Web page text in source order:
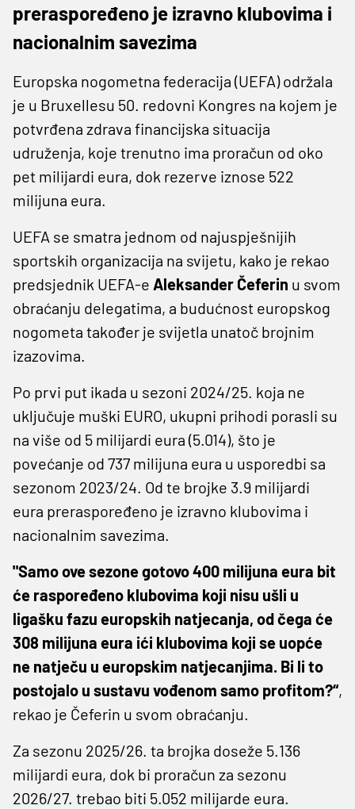
preraspoređeno je izravno klubovima i
nacionalnim savezima
Europska nogometna federacija (UEFA) održala
je u Bruxellesu 50. redovni Kongres na kojem je
potvrđena zdrava financijska situacija
udruženja, koje trenutno ima proračun od oko
pet milijardi eura, dok rezerve iznose 522
milijuna eura.
UEFA se smatra jednom od najuspješnijih
sportskih organizacija na svijetu, kako je rekao
predsjednik UEFA-e Aleksander Čeferin u svom
obraćanju delegatima, a budućnost europskog
nogometa također je svijetla unatoč brojnim
izazovima.
Po prvi put ikada u sezoni 2024/25. koja ne
uključuje muški EURO, ukupni prihodi porasli su
na više od 5 milijardi eura (5.014), što je
povećanje od 737 milijuna eura u usporedbi sa
sezonom 2023/24. Od te brojke 3.9 milijardi
eura preraspoređeno je izravno klubovima i
nacionalnim savezima.
"Samo ove sezone gotovo 400 milijuna eura bit
će raspoređeno klubovima koji nisu ušli u
ligašku fazu europskih natjecanja, od čega će
308 milijuna eura ići klubovima koji se uopće
ne natječu u europskim natjecanjima. Bi li to
postojalo u sustavu vođenom samo profitom?“,
rekao je Čeferin u svom obraćanju.
Za sezonu 2025/26. ta brojka doseže 5.136
milijardi eura, dok bi proračun za sezonu
2026/27. trebao biti 5.052 milijarde eura.